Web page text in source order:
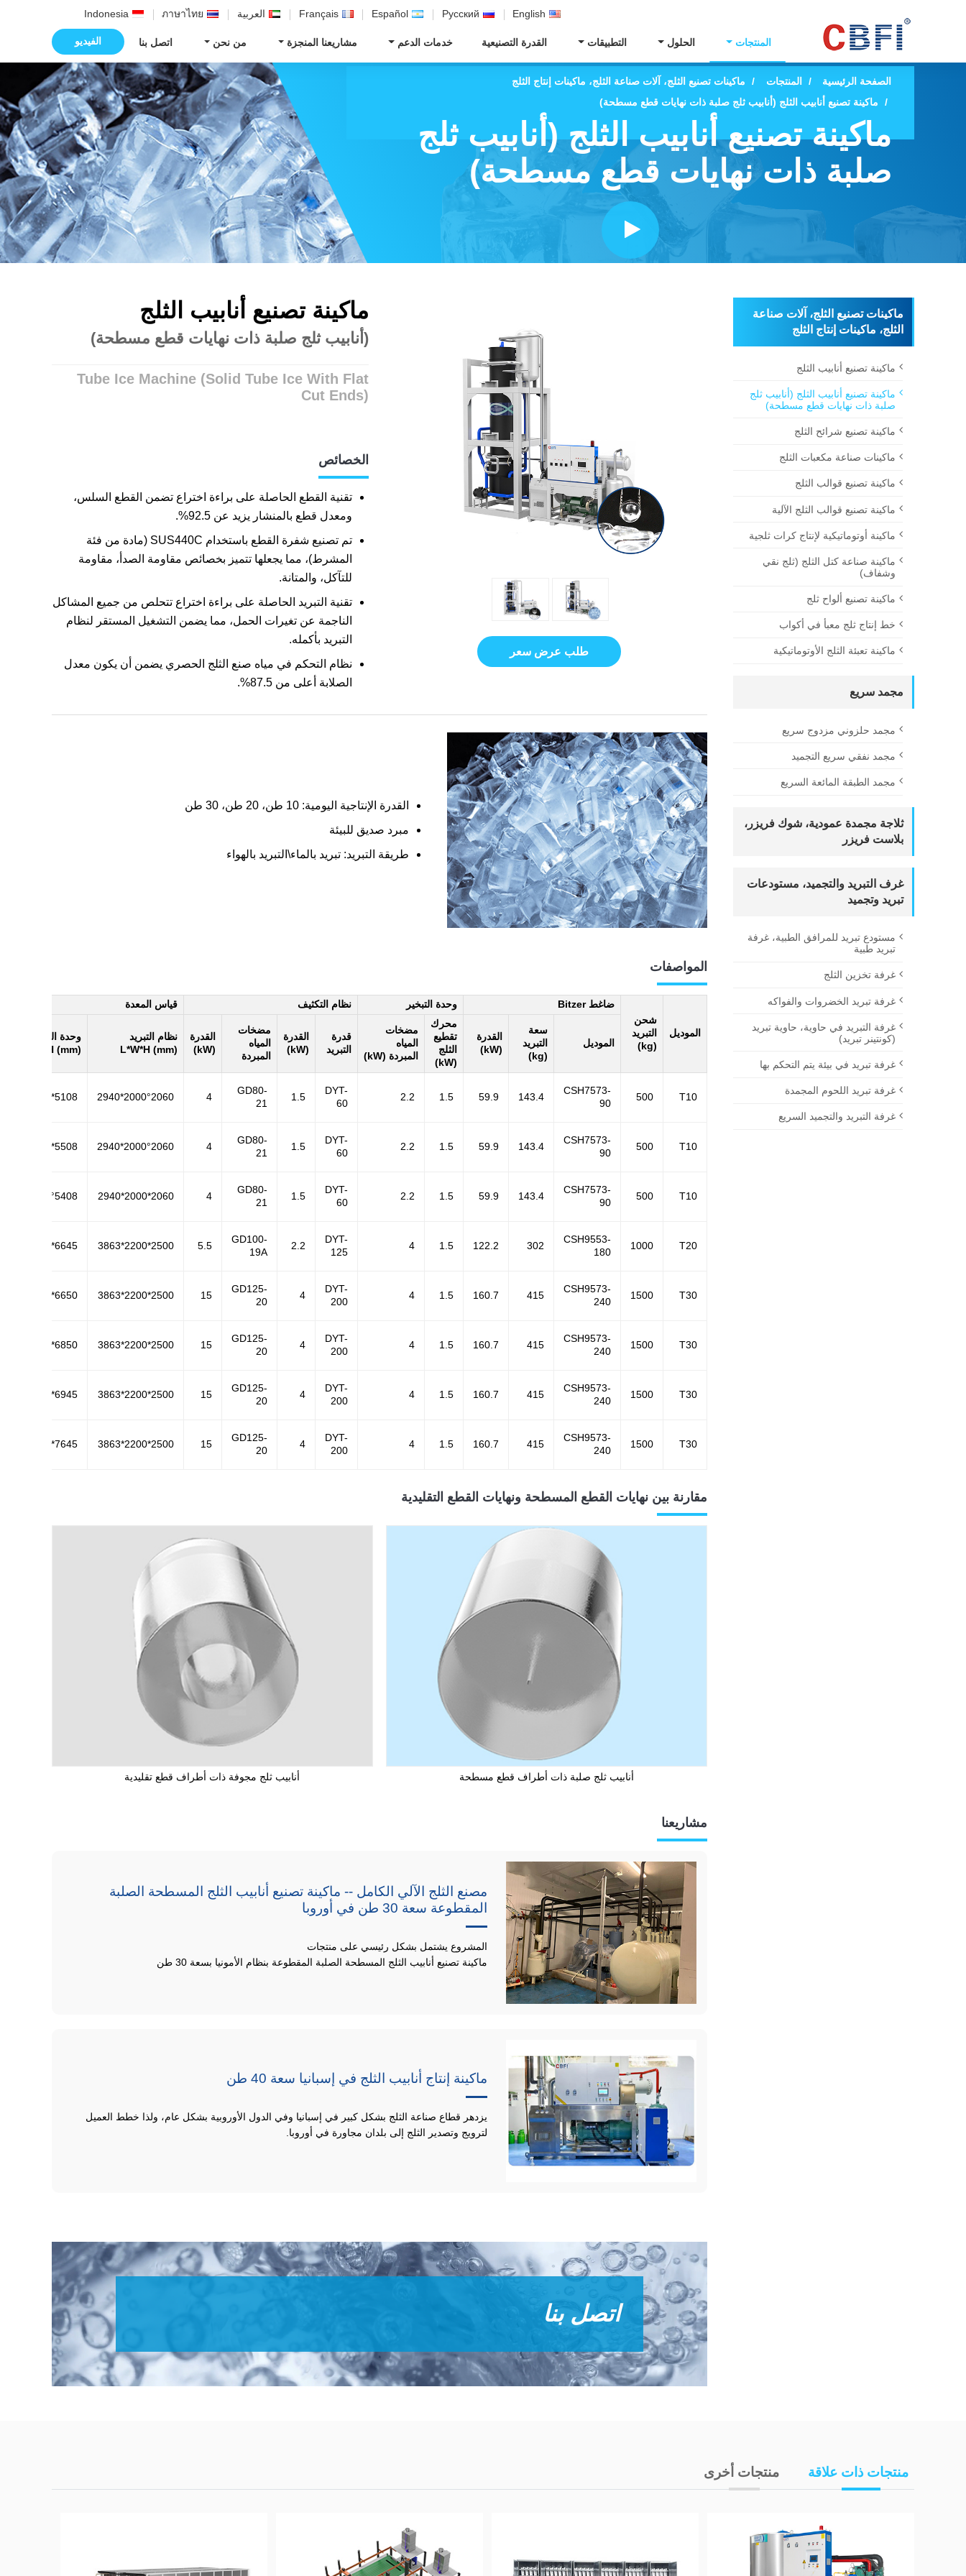
English
Русский
Español
Français العربية ภาษาไทย
Indonesia
المنتجات الحلول التطبيقات القدرة التصنيعية خدمات الدعم مشاريعنا المنجزة من نحن اتصل بنا الفيديو
الصفحة الرئيسية المنتجات
ماكينات تصنيع الثلج، آلات صناعة الثلج، ماكينات إنتاج الثلج
ماكينة تصنيع أنابيب الثلج (أنابيب ثلج صلبة ذات نهايات قطع مسطحة)
ماكينة تصنيع أنابيب الثلج (أنابيب ثلج
صلبة ذات نهايات قطع مسطحة)
طلب عرض سعر
ماكينة تصنيع أنابيب الثلج
(أنابيب ثلج صلبة ذات نهايات قطع مسطحة)
Tube Ice Machine (Solid Tube Ice With Flat
Cut Ends)
الخصائص
تقنية القطع الحاصلة على براءة اختراع تضمن القطع السلس،
ومعدل قطع بالمنشار يزيد عن 92.5%.
تم تصنيع شفرة القطع باستخدام SUS440C (مادة من فئة
المشرط)، مما يجعلها تتميز بخصائص مقاومة الصدأ، مقاومة
للتآكل، والمتانة.
تقنية التبريد الحاصلة على براءة اختراع تتحلص من جميع المشاكل
الناجمة عن تغيرات الحمل، مما يضمن التشغيل المستقر لنظام
التبريد بأكمله.
نظام التحكم في مياه صنع الثلج الحصري يضمن أن يكون معدل
الصلابة أعلى من 87.5%.
القدرة الإنتاجية اليومية: 10 طن، 20 طن، 30 طن
مبرد صديق للبيئة
طريقة التبريد: تبريد بالماء\التبريد بالهواء
المواصفات
الموديل
شحن
التبريد
(kg)
ضاغط Bitzer وحدة التبخير نظام التكثيف قياس المعدة
الموديل
سعة
التبريد
(kg)
القدرة
(kW)
محرك
تقطيع
الثلج
(kW)
مضخات
المياه
المبردة (kW)
قدرة
التبريد
القدرة
(kW)
مضخات
المياه
المبردة
القدرة
(kW)
نظام التبريد
L*W*H (mm)
وحدة التبخير
L*W*H (mm)
T10
500
CSH7573-
90
143.4
59.9
1.5
2.2
DYT-
60
1.5
GD80-
21
4
2940*2000°2060
2000*1600*5108
T10
500
CSH7573-
90
143.4
59.9
1.5
2.2
DYT-
60
1.5
GD80-
21
4
2940*2000°2060
2000*1600*5508
T10
500
CSH7573-
90
143.4
59.9
1.5
2.2
DYT-
60
1.5
GD80-
21
4
2940*2000*2060
2000*1600°5408
T20
1000
CSH9553-
180
302
122.2
1.5
4
DYT-
125
2.2
GD100-
19A
5.5
3863*2200*2500
253*1950*6645
T30
1500
CSH9573-
240
415
160.7
1.5
4
DYT-
200
4
GD125-
20
15
3863*2200*2500
2350*1950*6650
T30
1500
CSH9573-
240
415
160.7
1.5
4
DYT-
200
4
GD125-
20
15
3863*2200*2500
2350*1950*6850
T30
1500
CSH9573-
240
415
160.7
1.5
4
DYT-
200
4
GD125-
20
15
3863*2200*2500
2350*1950*6945
T30
1500
CSH9573-
240
415
160.7
1.5
4
DYT-
200
4
GD125-
20
15
3863*2200*2500
2350*1950*7645
مقارنة بين نهايات القطع المسطحة ونهايات القطع التقليدية
أنابيب ثلج صلبة ذات أطراف قطع مسطحة أنابيب ثلج مجوفة ذات أطراف قطع تقليدية
مشاريعنا
مصنع الثلج الآلي الكامل -- ماكينة تصنيع أنابيب الثلج المسطحة الصلبة
المقطوعة سعة 30 طن في أوروبا
المشروع يشتمل بشكل رئيسي على منتجات
ماكينة تصنيع أنابيب الثلج المسطحة الصلبة المقطوعة بنظام الأمونيا بسعة 30 طن
ماكينة إنتاج أنابيب الثلج في إسبانيا سعة 40 طن
يزدهر قطاع صناعة الثلج بشكل كبير في إسبانيا وفي الدول الأوروبية بشكل عام، ولذا خطط العميل
لترويج وتصدير الثلج إلى بلدان مجاورة في أوروبا.
اتصل بنا
ماكينات تصنيع الثلج، آلات صناعة
الثلج، ماكينات إنتاج الثلج
ماكينة تصنيع أنابيب الثلج
ماكينة تصنيع أنابيب الثلج (أنابيب ثلج
صلبة ذات نهايات قطع مسطحة)
ماكينة تصنيع شرائح الثلج
ماكينات صناعة مكعبات الثلج
ماكينة تصنيع قوالب الثلج
ماكينة تصنيع قوالب الثلج الآلية
ماكينة أوتوماتيكية لإنتاج كرات ثلجية
ماكينة صناعة كتل الثلج (ثلج نقي
وشفاف)
ماكينة تصنيع ألواح ثلج
خط إنتاج ثلج معبأ في أكواب
ماكينة تعبئة الثلج الأوتوماتيكية
مجمد سريع
مجمد حلزوني مزدوج سريع
مجمد نفقي سريع التجميد
مجمد الطبقة المائعة السريع
ثلاجة مجمدة عمودية، شوك فريزر،
بلاست فريزر
غرف التبريد والتجميد، مستودعات
تبريد وتجميد
مستودع تبريد للمرافق الطبية، غرفة
تبريد طبية
غرفة تخزين الثلج
غرفة تبريد الخضروات والفواكه
غرفة التبريد في حاوية، حاوية تبريد
(كونتينر تبريد)
غرفة تبريد في بيئة يتم التحكم بها
غرفة تبريد اللحوم المجمدة
غرفة التبريد والتجميد السريع
منتجات ذات علاقة منتجات أخرى